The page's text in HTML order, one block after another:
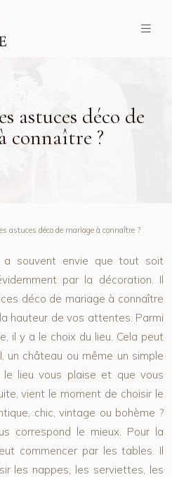
astuces déco de
connaître ?
astuces déco de mariage à connaître ?
a souvent envie que tout soit
par la décoration. Il
déco de mariage à connaître
hauteur de vos attentes. Parmi
il y a le choix du lieu. Cela peut
un château ou même un simple
le lieu vous plaise et que vous
vient le moment de choisir le
chic, vintage ou bohème ?
correspond le mieux. Pour la
commencer par les tables. Il
les nappes, les serviettes, les